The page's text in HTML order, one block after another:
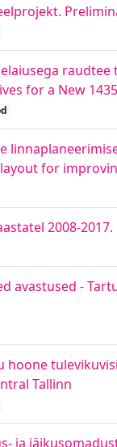
for a New
for
2008-
avastused -
Tallinn
ja